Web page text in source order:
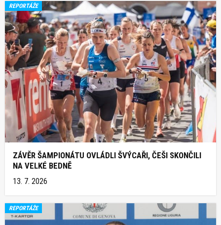
REPORTÁŽE
ZÁVĚR ŠAMPIONÁTU OVLÁDLI ŠVÝCAŘI, ČEŠI SKONČILI
NA VELKÉ BEDNĚ
13. 7. 2026
REPORTÁŽE